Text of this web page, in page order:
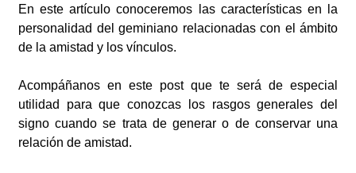
En este artículo conoceremos las características en la
personalidad del geminiano relacionadas con el ámbito
de la amistad y los vínculos.
Acompáñanos en este post que te será de especial
utilidad para que conozcas los rasgos generales del
signo cuando se trata de generar o de conservar una
relación de amistad.